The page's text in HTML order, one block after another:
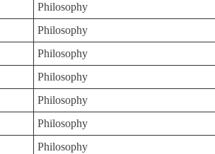
Philosophy
Philosophy
Philosophy
Philosophy
Philosophy
Philosophy
Philosophy